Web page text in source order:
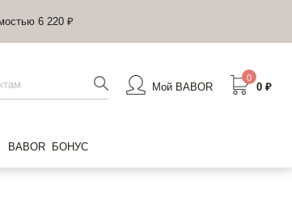
6 220 ₽
Мой BABOR
0
0 ₽
BABOR БОНУС